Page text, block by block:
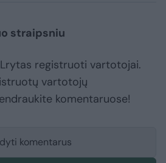
straipsniu
registruoti vartotojai.
vartotojų
komentaruose!
komentarus